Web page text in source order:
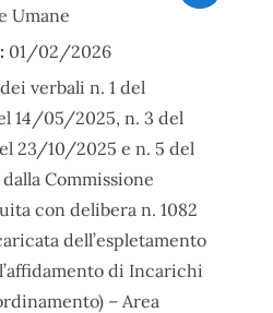
Umane
01/02/2026
verbali n. 1 del
14/05/2025, n. 3 del
23/10/2025 e n. 5 del
Commissione
con delibera n. 1082
dell’espletamento
di Incarichi
– Area